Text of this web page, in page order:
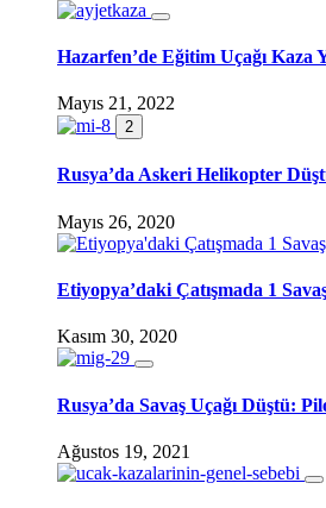
Hazarfen’de Eğitim Uçağı Kaza
Mayıs 21, 2022
2
Rusya’da Askeri Helikopter
Mayıs 26, 2020
Etiyopya’daki Çatışmada 1
Kasım 30, 2020
Rusya’da Savaş Uçağı Düştü:
Ağustos 19, 2021